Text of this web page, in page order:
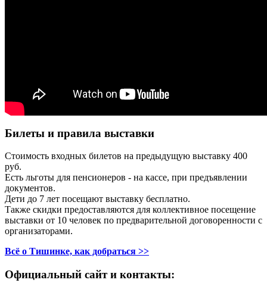
Билеты и правила выставки
Стоимость входных билетов на предыдущую выставку 400
руб.
Есть льготы для пенсионеров - на кассе, при предъявлении
документов.
Дети до 7 лет посещают выставку бесплатно.
Также скидки предоставляются для коллективное посещение
выставки от 10 человек по предварительной договоренности с
организаторами.
Всё о Тишинке, как добраться >>
Официальный сайт и контакты: